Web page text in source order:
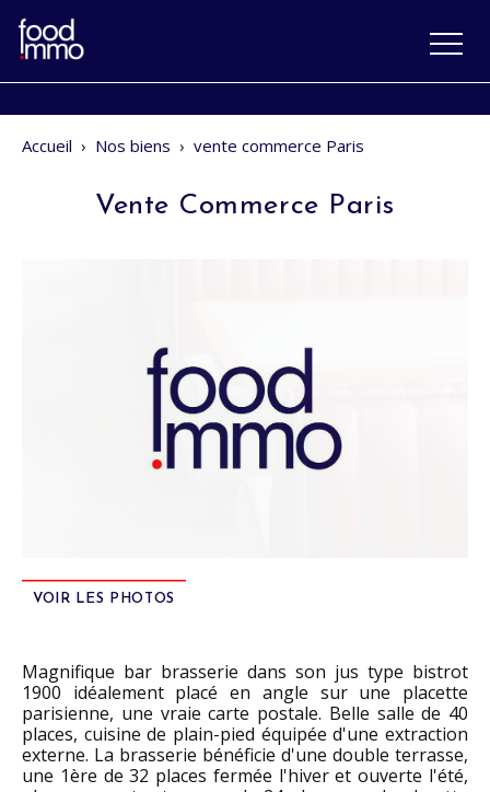
Accueil › Nos biens › vente commerce Paris
Vente Commerce Paris
VOIR LES PHOTOS
Magnifique bar brasserie dans son jus type bistrot
1900 idéalement placé en angle sur une placette
parisienne, une vraie carte postale. Belle salle de 40
places, cuisine de plain-pied équipée d'une extraction
externe. La brasserie bénéficie d'une double terrasse,
une 1ère de 32 places fermée l'hiver et ouverte l'été,